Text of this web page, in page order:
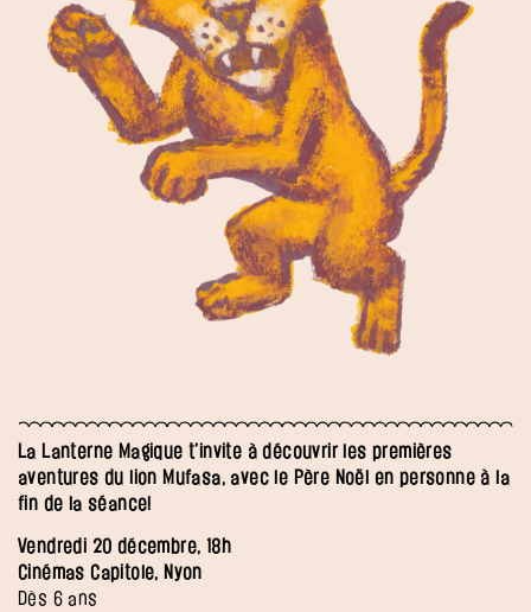
La Lanterne Magique t’invite à découvrir les premières
aventures du lion Mufasa, avec le Père Noël en personne à la
fin de la séance!
Vendredi 20 décembre, 18h
Cinémas Capitole, Nyon
Dès 6 ans